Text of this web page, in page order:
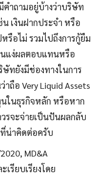
คำถามอยู่บ้างว่าบริษัท
เงินฝากประจำ หรือ
รือไม่ รวมไปถึงการกู้ยืม
นแง่ผลตอบแทนหรือ
ทยังมีช่องทางในการ
ถือ Very Liquid Assets
ในธุรกิจหลัก หรือหาก
รจะจ่ายเป็นปันผลกลับ
น่าคิดต่อครับ
MD&A
เรียบเรียงโดย